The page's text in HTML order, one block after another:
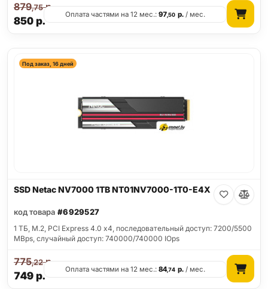
850р.
879,75р.
Оплата частями на 12 мес.:97,50 р./ мес.
Под заказ, 16 дней
SSD Netac NV7000 1TB NT01NV7000-1T0-E4X
код товара #6929527
1 ТБ, M.2, PCI Express 4.0 x4, последовательный доступ: 7200/5500
MBps, случайный доступ: 740000/740000 IOps
749р.
775,22р.
Оплата частями на 12 мес.:84,74 р./ мес.